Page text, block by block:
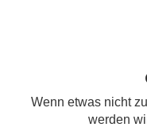
Wenn etwas nicht
werden